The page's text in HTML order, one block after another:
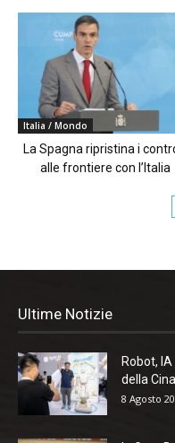
Italia / Mondo
La Spagna ripristina i
alle frontiere con l’Italia
Ultime Notizie
Robot,
della Cina
8 Agosto